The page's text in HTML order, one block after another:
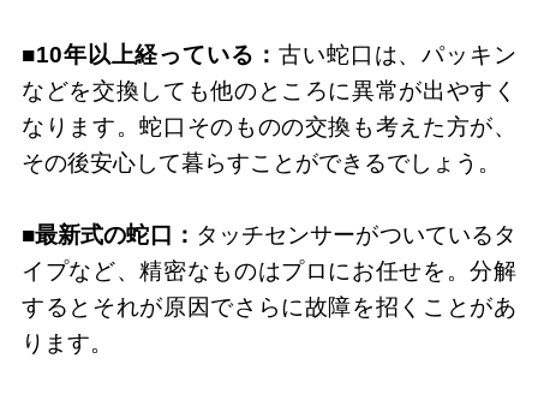
■10年以上経っている： 古い蛇口は、パッキン
などを交換しても他のところに異常が出やすく
なります。蛇口そのものの交換も考えた方が、
その後安心して暮らすことができるでしょう。
■最新式の蛇口： タッチセンサーがついているタ
イプなど、精密なものはプロにお任せを。分解
するとそれが原因でさらに故障を招くことがあ
ります。